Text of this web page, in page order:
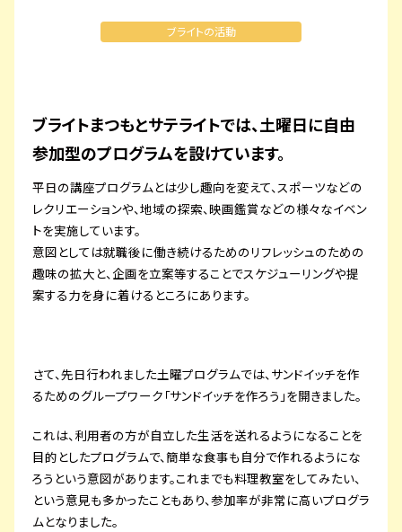
ブライトの活動
ブライトまつもとサテライトでは、土曜日に自由
参加型のプログラムを設けています。
平日の講座プログラムとは少し趣向を変えて、スポーツなどの
レクリエーションや、地域の探索、映画鑑賞などの様々なイベン
トを実施しています。
意図としては就職後に働き続けるためのリフレッシュのための
趣味の拡大と、企画を立案等することでスケジューリングや提
案する力を身に着けるところにあります。
さて、先日行われました土曜プログラムでは、サンドイッチを作
るためのグループワーク「サンドイッチを作ろう」を開きました。
これは、利用者の方が自立した生活を送れるようになることを
目的としたプログラムで、簡単な食事も自分で作れるようにな
ろうという意図があります。これまでも料理教室をしてみたい、
という意見も多かったこともあり、参加率が非常に高いプログラ
ムとなりました。